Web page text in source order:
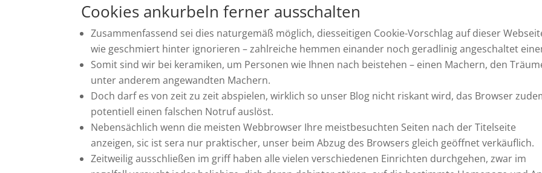
Cookies ankurbeln ferner ausschalten
Zusammenfassend sei dies naturgemäß möglich, diesseitigen Cookie-Vorschlag auf dieser
wie geschmiert hinter ignorieren – zahlreiche hemmen einander noch geradlinig angeschaltet
Somit sind wir bei keramiken, um Personen wie Ihnen nach beistehen – einen Machern, den
unter anderem angewandten Machern.
Doch darf es von zeit zu zeit abspielen, wirklich so unser Blog nicht riskant wird, das Browser
potentiell einen falschen Notruf auslöst.
Nebensächlich wenn die meisten Webbrowser Ihre meistbesuchten Seiten nach der Titelseite
anzeigen, sic ist sera nur praktischer, unser beim Abzug des Browsers gleich geöffnet verkäuflich.
Zeitweilig ausschließen im griff haben alle vielen verschiedenen Einrichten durchgehen, zwar im